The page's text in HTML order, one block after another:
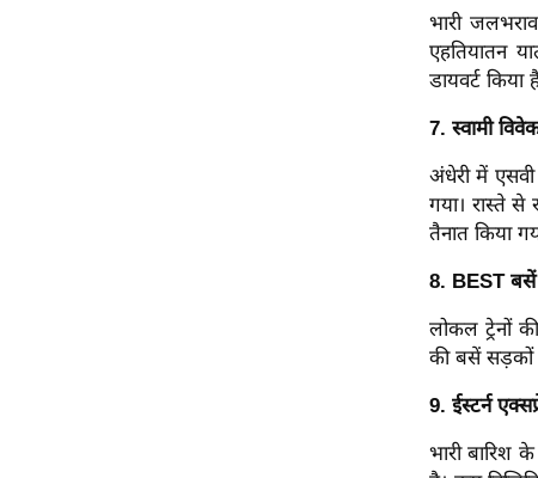
भारी
एहतियातन
डायवर्ट किया
7. स्वामी
अंधेरी में
गया। रास्ते
तैनात किया
8. BEST बसें
लोकल ट्रेनों
की बसें सड़कों
9. ईस्टर्न
भारी बारिश